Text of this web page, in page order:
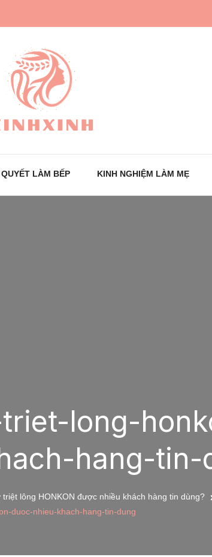
XinhXinh
tin tức cho phái đẹp
LÀM BẾP KINH NGHIỆM LÀM MẸ
long-
hang-tin-
triệt lông HONKON được nhiều khách hàng tin dùng?
duoc-nhieu-khach-hang-tin-dung